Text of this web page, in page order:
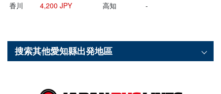
香川 4,200 JPY 高知 -
搜索其他愛知縣出発地區